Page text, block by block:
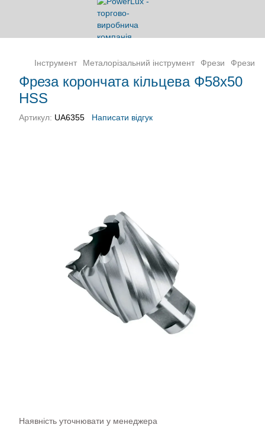
Інструмент Металорізальний інструмент Фрези Фрези
Фреза корончата кільцева Ф58х50
HSS
Артикул: UA6355 Написати відгук
Наявність уточнювати у менеджера